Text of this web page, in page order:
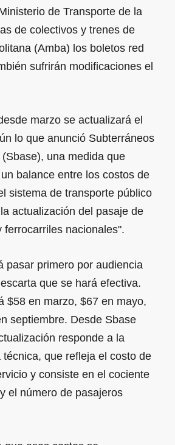
de Transporte de la
de colectivos y trenes de
(Amba) los boletos red
sufrirán modificaciones el
marzo se actualizará el
lo que anunció Subterráneos
una medida que
balance entre los costos de
sistema de transporte público
actualización del pasaje de
ferrocarriles nacionales".
pasar primero por audiencia
que se hará efectiva.
$58 en marzo, $67 en mayo,
septiembre. Desde Sbase
responde a la
que refleja el costo de
y consiste en el cociente
el número de pasajeros